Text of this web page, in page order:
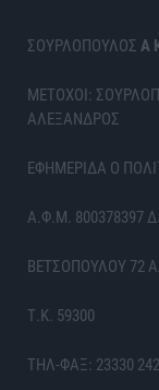
ΣΟΥΡΛΟΠΟΥΛΟΣ Α
ΜΕΤΟΧΟΙ:
ΑΛΕΞΑΝΔΡΟΣ
ΕΦΗΜΕΡΙΔΑ Ο
Α.Φ.Μ. 800378397
ΒΕΤΣΟΠΟΥΛΟΥ 72
Τ.Κ. 59300
ΤΗΛ-ΦΑΞ: 23330